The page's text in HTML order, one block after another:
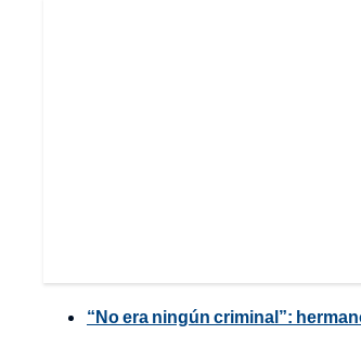
“No era ningún criminal”: